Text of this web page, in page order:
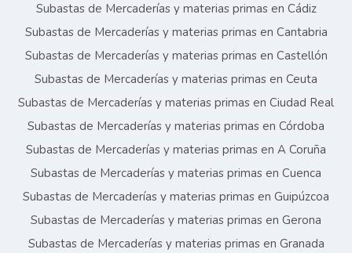
Subastas de Mercaderías y materias primas en Cádiz
Subastas de Mercaderías y materias primas en Cantabria
Subastas de Mercaderías y materias primas en Castellón
Subastas de Mercaderías y materias primas en Ceuta
Subastas de Mercaderías y materias primas en Ciudad Real
Subastas de Mercaderías y materias primas en Córdoba
Subastas de Mercaderías y materias primas en A Coruña
Subastas de Mercaderías y materias primas en Cuenca
Subastas de Mercaderías y materias primas en Guipúzcoa
Subastas de Mercaderías y materias primas en Gerona
Subastas de Mercaderías y materias primas en Granada